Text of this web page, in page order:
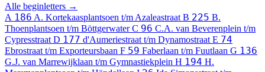
Alle beginletters →
A 186 A. Kortekaasplantsoen t/m Azaleastraat B 225 B.
Thoenplantsoen t/m BöttgerwaterC 96 C.A. van Beverenplein t/m
Cypresstraat D 177 d'Aumeriestraat t/m Dynamostraat E 74
Ebrostraat t/m Exporteursbaan F 59 Faberlaan t/m Fuutlaan G 136
G.J. van Marrewijklaan t/m Gymnastiekplein H 194 H.